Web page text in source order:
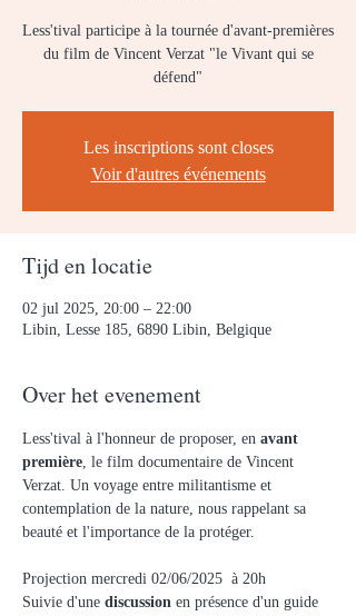
Less'tival participe à la tournée d'avant-premières
du film de Vincent Verzat "le Vivant qui se
défend"
Les inscriptions sont closes
Voir d'autres événements
Tijd en locatie
02 jul 2025, 20:00 – 22:00
Libin, Lesse 185, 6890 Libin, Belgique
Over het evenement
Less'tival à l'honneur de proposer, en avant
première, le film documentaire de Vincent
Verzat. Un voyage entre militantisme et
contemplation de la nature, nous rappelant sa
beauté et l'importance de la protéger.
Projection mercredi 02/06/2025  à 20h
Suivie d'une discussion en présence d'un guide